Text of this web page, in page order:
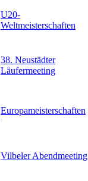
U20-
Weltmeisterschaften
38. Neustädter
Läufermeeting
Europameisterschaften
Vilbeler Abendmeeting